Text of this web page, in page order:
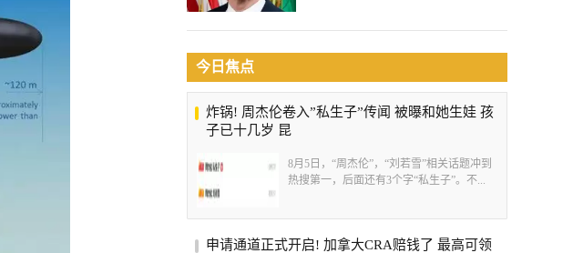
今日焦点
炸锅! 周杰伦卷入”私生子”传闻 被曝和她生娃 孩
子已十几岁 昆
8月5日，“周杰伦”，“刘若雪”相关话题冲到
热搜第一，后面还有3个字“私生子”。不...
申请通道正式开启! 加拿大CRA赔钱了 最高可领